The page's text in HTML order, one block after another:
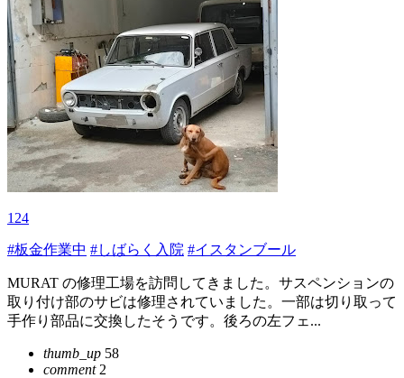
124
#板金作業中 #しばらく入院 #イスタンブール
MURAT の修理工場を訪問してきました。サスペンションの
取り付け部のサビは修理されていました。一部は切り取って
手作り部品に交換したそうです。後ろの左フェ...
thumb_up 58
comment2